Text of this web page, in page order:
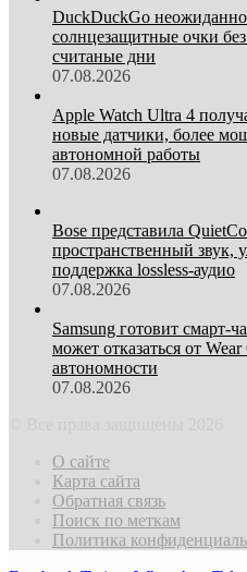
DuckDuckGo
солнцезащитные очки
считаные дни
07.08.2026
Apple Watch Ultra 4
новые датчики, более
автономной работы
07.08.2026
Bose представила
пространственный звук,
поддержка lossless-аудио
07.08.2026
Samsung готовит смарт-
может отказаться от
автономности
07.08.2026
О сайте
Карта сайта
Обратная связь
Поиск по меткам
Политика